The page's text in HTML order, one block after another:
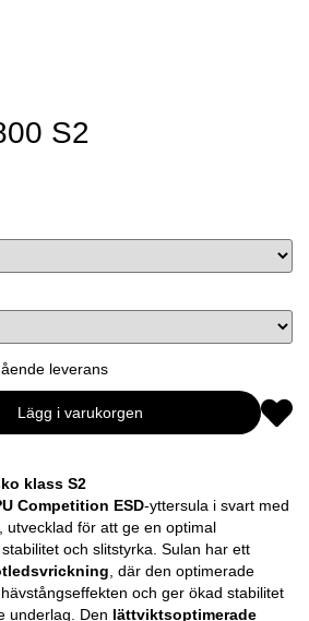
S2
leverans
Lägg i varukorgen
klass S2
Competition ESD-yttersula i svart med
, utvecklad för att ge en optimal
och slitstyrka. Sulan har ett
, där den optimerade
och ger ökad stabilitet
underlag. Den lättviktsoptimerade